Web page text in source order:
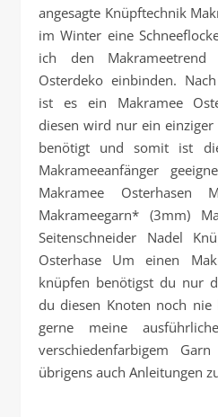
angesagte Knüpftechnik
im Winter eine
ich den
Osterdeko einbinden.
ist es ein Makramee
diesen wird nur ein
benötigt und somit ist
Makrameeanfänger
Makramee Osterhasen
Makrameegarn* (3mm)
Seitenschneider Nadel
Osterhase Um einen
knüpfen benötigst du nur
du diesen Knoten noch
gerne meine
verschiedenfarbigem
übrigens auch Anleitungen